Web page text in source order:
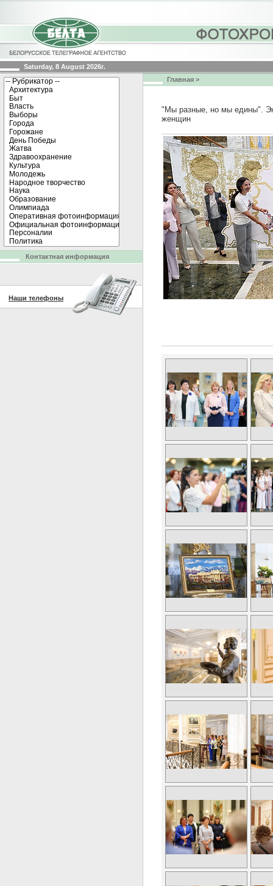
Saturday, 8 August 2026г.
Главная >
"Мы разные, но мы едины".
женщин
Контактная информация
Наши телефоны